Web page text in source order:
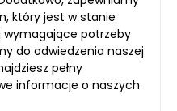
który jest w stanie
wymagające potrzeby
do odwiedzenia naszej
pełny
informacje o naszych